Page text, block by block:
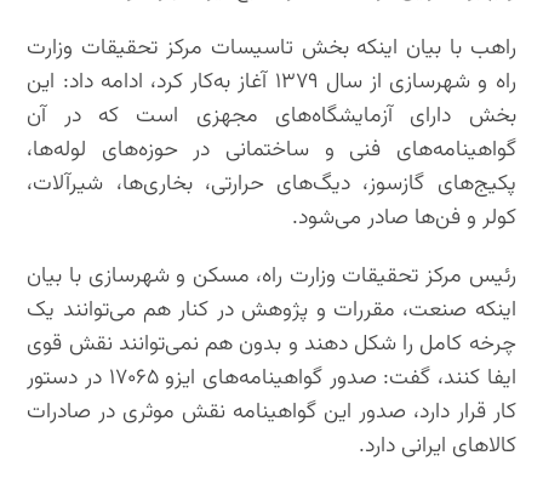
راهب با بیان اینکه بخش تاسیسات مرکز تحقیقات وزارت
راه و شهرسازی از سال ۱۳۷۹ آغاز به‌کار کرد، ادامه‌ داد: این
بخش دارای آزمایشگاه‌‌های مجهزی است که در‌ آن
گواهینامه‌های فنی و ساختمانی در حوزه‌های لوله‌ها،
پکیج‌های گازسوز، دیگ‌های حرارتی، بخاری‌ها، شیرآلات،
کولر و فن‌ها صادر می‌شود.
رئیس مرکز تحقیقات وزارت راه، مسکن و شهرسازی با بیان
اینکه صنعت، مقررات و پژوهش در کنار هم‌ می‌توانند یک
چرخه کامل را شکل دهند و بدون هم نمی‌توانند نقش قوی
ایفا کنند، گفت: صدور گواهینامه‌های ایزو ۱۷۰۶۵ در دستور
کار قرار دارد، صدور این گواهینامه نقش موثری در صادرات
کالاهای ایرانی دارد.